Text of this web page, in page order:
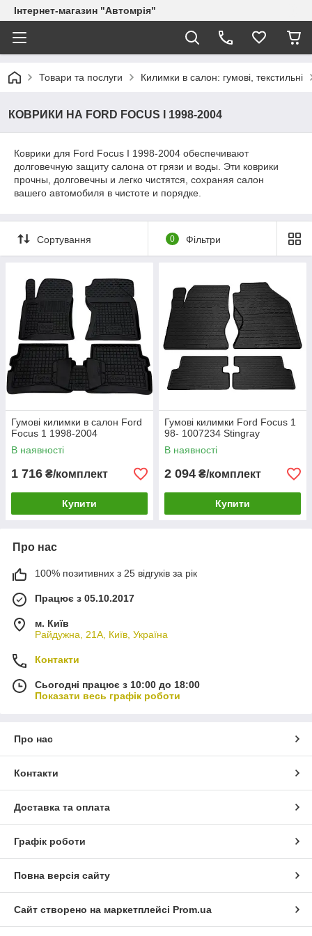
Інтернет-магазин "Автомрія"
Товари та послуги Килимки в салон: гумові, текстильні
КОВРИКИ НА FORD FOCUS I 1998-2004
Коврики для Ford Focus I 1998-2004 обеспечивают
долговечную защиту салона от грязи и воды. Эти коврики
прочны, долговечны и легко чистятся, сохраняя салон
вашего автомобиля в чистоте и порядке.
Сортування 0 Фільтри
Гумові килимки в салон Ford
Focus 1 1998-2004
В наявності
1 716 ₴/комплект
Купити
Гумові килимки Ford Focus 1
98- 1007234 Stingray
В наявності
2 094 ₴/комплект
Купити
Про нас
100% позитивних з 25 відгуків за рік
Працює з 05.10.2017
м. Київ
Райдужна, 21А, Київ, Україна
Контакти
Сьогодні працює з 10:00 до 18:00
Показати весь графік роботи
Про нас
Контакти
Доставка та оплата
Графік роботи
Повна версія сайту
Сайт створено на маркетплейсі Prom.ua